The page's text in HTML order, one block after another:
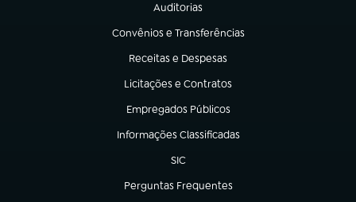
Auditorias
(abre em nova aba)
Convênios e Transferências
(abre em nova aba)
Receitas e Despesas
(abre em nova aba)
Licitações e Contratos
(abre em nova aba)
Empregados Públicos
(abre em nova aba)
Informações Classificadas
(abre em nova aba)
SIC
(abre em nova aba)
Perguntas Frequentes
(abre em nova aba)